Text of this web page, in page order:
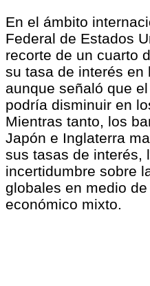
En el ámbito
Federal de Estados
recorte de un cuarto
su tasa de interés en
aunque señaló que
podría disminuir en
Mientras tanto, los
Japón e Inglaterra
sus tasas de interés,
incertidumbre sobre
globales en medio
económico mixto.